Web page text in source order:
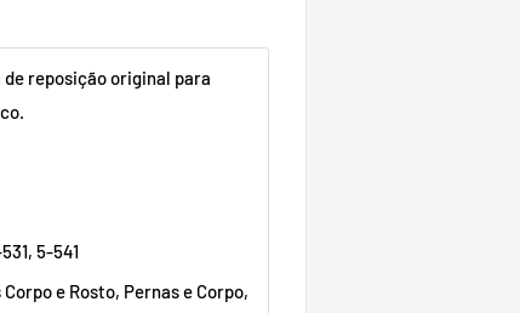
de reposição original para
5-541
e Rosto, Pernas e Corpo,